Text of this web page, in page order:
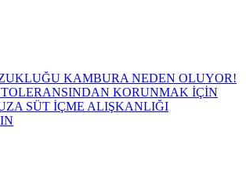
KAMBURA NEDEN OLUYOR!
KORUNMAK İÇİN
SÜT İÇME ALIŞKANLIĞI